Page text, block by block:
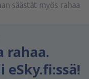
säästät myös rahaa
rahaa.
eSky.fi:ssä!